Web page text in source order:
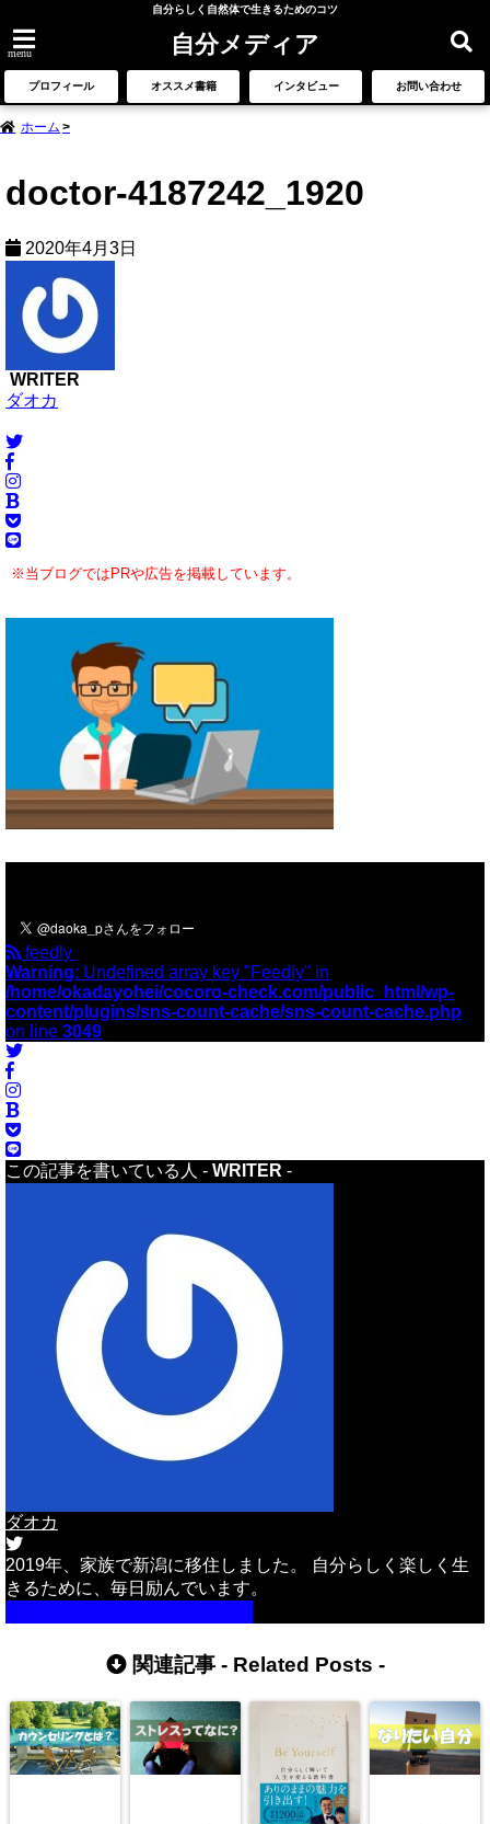
自分らしく自然体で生きるためのコツ
menu 自分メディア
プロフィール オススメ書籍 インタビュー お問い合わせ
ホーム
doctor-4187242_1920
2020年4月3日
WRITER
ダオカ
※当ブログではPRや広告を掲載しています。
feedly
Warning: Undefined array key "Feedly" in
/home/okadayohei/cocoro-check.com/public_html/wp-
content/plugins/sns-count-cache/sns-count-cache.php
on line 3049
この記事を書いている人 - WRITER -
ダオカ
2019年、家族で新潟に移住しました。 自分らしく楽しく生
きるために、毎日励んでいます。
関連記事 - Related Posts -